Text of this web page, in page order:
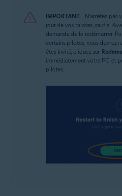
IMPORTANT:
N’arrêtez pas
jour de vos pilotes, sauf si
demande de le redémarrer.
certains pilotes, vous devrez
êtes invité, cliquez sur
immédiatement votre PC et
pilotes.